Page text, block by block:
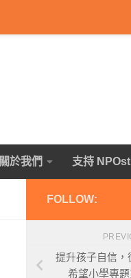
關於我們 支持 NPOst
FOLLOW:
提升孩子自信，
希望小學專